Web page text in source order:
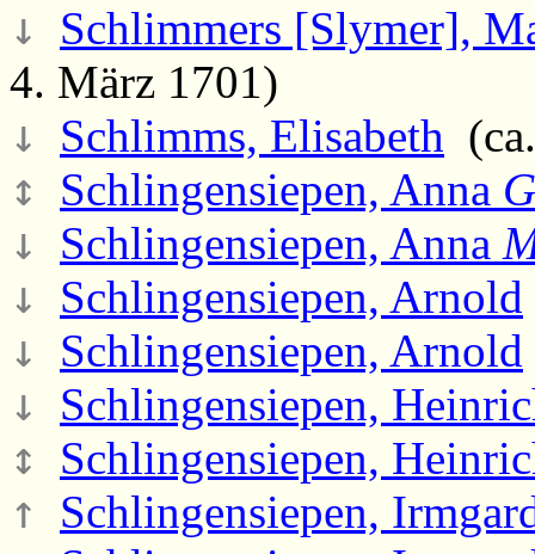
↓
Schlimmers [Slymer],
4. März 1701)
↓ Schlimms, Elisabeth
↕ Schlingensiepen, Anna
↓ Schlingensiepen, Anna
↓ Schlingensiepen, Arnold
↓ Schlingensiepen, Arnold
↓ Schlingensiepen,
↕ Schlingensiepen,
↑ Schlingensiepen,